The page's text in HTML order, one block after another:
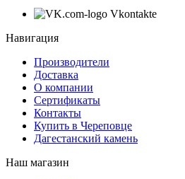
Vkontakte
Навигация
Производители
Доставка
О компании
Сертификаты
Контакты
Купить в Череповце
Дагестанский камень
Наш магазин